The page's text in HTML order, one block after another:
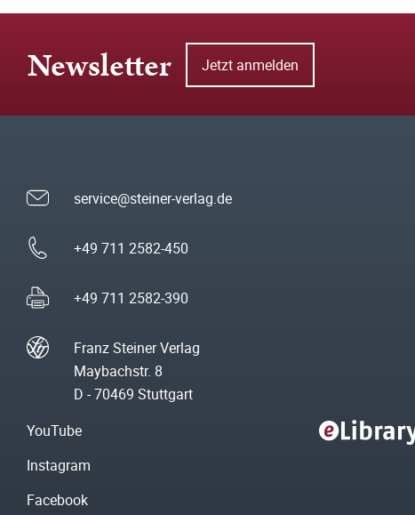
Newsletter Jetzt anmelden
service@steiner-verlag.de
+49 711 2582-450
+49 711 2582-390
Franz Steiner Verlag
Maybachstr. 8
D - 70469 Stuttgart
YouTube
Instagram
Facebook